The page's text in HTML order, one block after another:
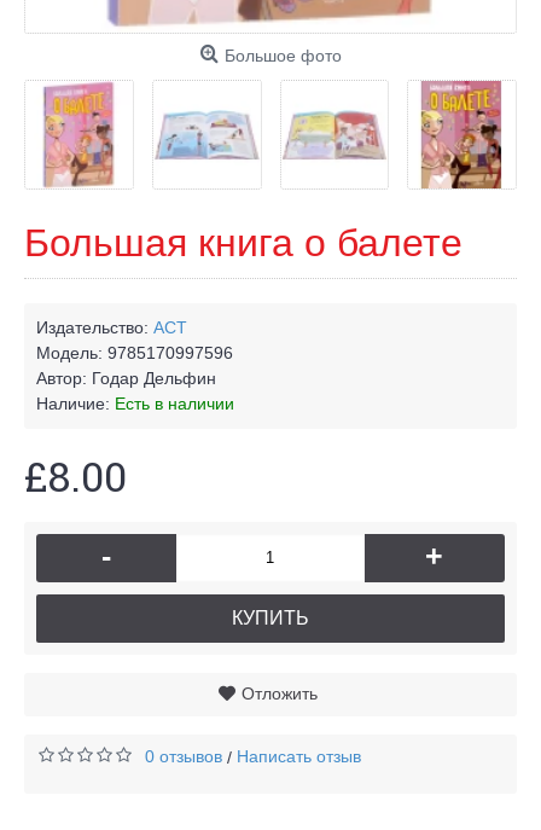
Большое фото
Большая книга о балете
Издательство: АСТ
Модель: 9785170997596
Автор: Годар Дельфин
Наличие: Есть в наличии
£8.00
- +
КУПИТЬ
Отложить
0 отзывов / Написать отзыв